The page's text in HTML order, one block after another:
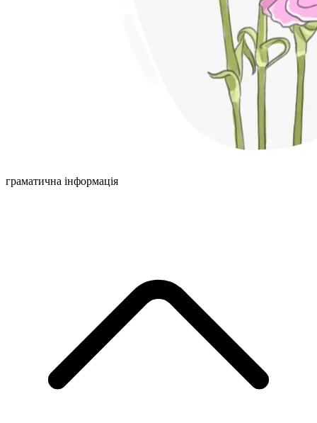
граматична інформація